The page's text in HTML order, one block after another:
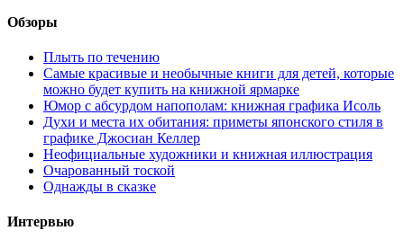
Обзоры
Плыть по течению
Самые красивые и необычные книги для детей, которые
можно будет купить на книжной ярмарке
Юмор с абсурдом напополам: книжная графика Исоль
Духи и места их обитания: приметы японского стиля в
графике Джосиан Келлер
Неофициальные художники и книжная иллюстрация
Очарованный тоской
Однажды в сказке
Интервью